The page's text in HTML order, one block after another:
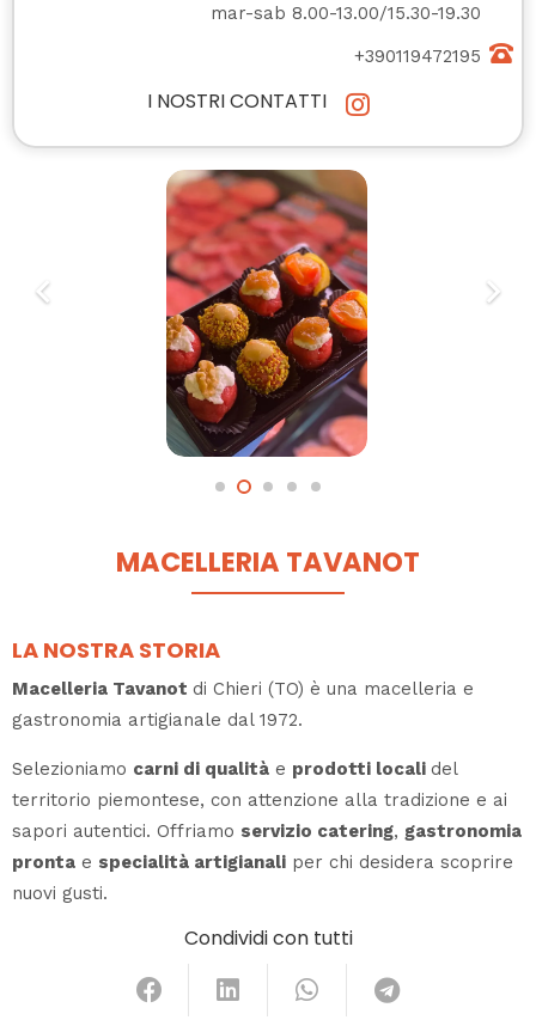
mar-sab 8.00-13.00/15.30-19.30
+390119472195
I NOSTRI CONTATTI
MACELLERIA TAVANOT
LA NOSTRA STORIA
Macelleria Tavanot di Chieri (TO) è una macelleria e
gastronomia artigianale dal 1972.
Selezioniamo carni di qualità e prodotti locali del
territorio piemontese, con attenzione alla tradizione e ai
sapori autentici. Offriamo servizio catering, gastronomia
pronta e specialità artigianali per chi desidera scoprire
nuovi gusti.
Condividi con tutti